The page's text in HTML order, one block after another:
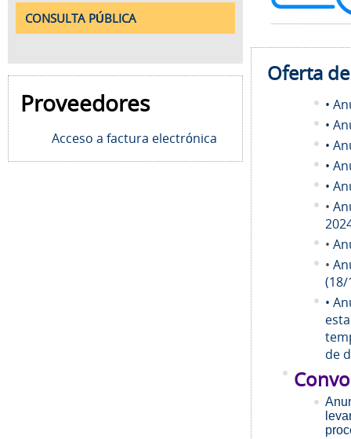
CONSULTA PÚBLICA
Proveedores
Acceso a factura electrónica
Oferta
•
•
•
•
•
•
•
•
(18/
•
de